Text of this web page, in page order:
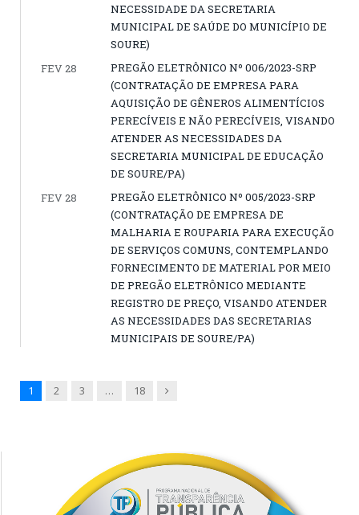
NECESSIDADE DA SECRETARIA
MUNICIPAL DE SAÚDE DO MUNICÍPIO DE
SOURE)
FEV 28
PREGÃO ELETRÔNICO Nº 006/2023-SRP
(CONTRATAÇÃO DE EMPRESA PARA
AQUISIÇÃO DE GÊNEROS ALIMENTÍCIOS
PERECÍVEIS E NÃO PERECÍVEIS, VISANDO
ATENDER AS NECESSIDADES DA
SECRETARIA MUNICIPAL DE EDUCAÇÃO
DE SOURE/PA)
FEV 28
PREGÃO ELETRÔNICO Nº 005/2023-SRP
(CONTRATAÇÃO DE EMPRESA DE
MALHARIA E ROUPARIA PARA EXECUÇÃO
DE SERVIÇOS COMUNS, CONTEMPLANDO
FORNECIMENTO DE MATERIAL POR MEIO
DE PREGÃO ELETRÔNICO MEDIANTE
REGISTRO DE PREÇO, VISANDO ATENDER
AS NECESSIDADES DAS SECRETARIAS
MUNICIPAIS DE SOURE/PA)
1 2 3 … 18 Next